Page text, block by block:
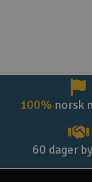
100% norsk
60 dager